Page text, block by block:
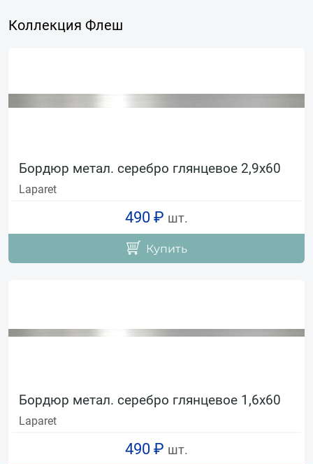
Коллекция Флеш
Бордюр метал. серебро глянцевое 2,9х60
Laparet
490 ₽ шт.
Купить
Бордюр метал. серебро глянцевое 1,6х60
Laparet
490 ₽ шт.